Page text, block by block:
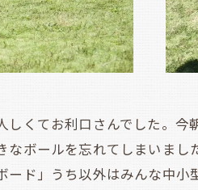
くてお利口さんでした。今
なボールを忘れてしまいま
ード」うち以外はみんな中小